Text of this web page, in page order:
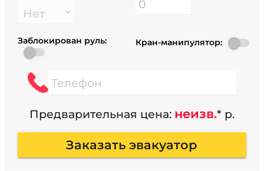
Заблокирован руль: Кран-манипулятор:
Телефон
Предварительная цена: неизв.* р.
Заказать эвакуатор